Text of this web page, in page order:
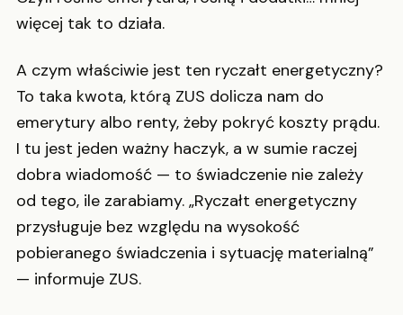
więcej tak to działa.
A czym właściwie jest ten ryczałt energetyczny?
To taka kwota, którą ZUS dolicza nam do
emerytury albo renty, żeby pokryć koszty prądu.
I tu jest jeden ważny haczyk, a w sumie raczej
dobra wiadomość — to świadczenie nie zależy
od tego, ile zarabiamy. „Ryczałt energetyczny
przysługuje bez względu na wysokość
pobieranego świadczenia i sytuację materialną”
— informuje ZUS.